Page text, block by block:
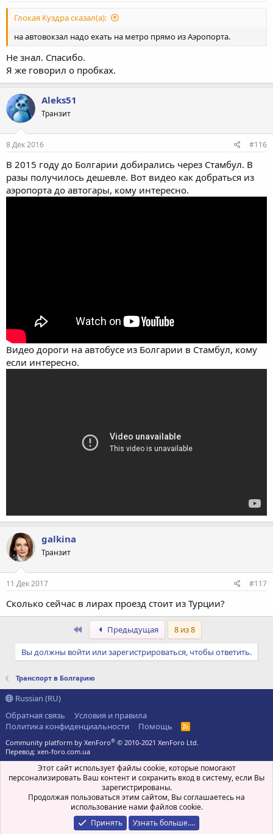
Глокая Куздра сказал(а):
на автовокзал надо ехать на метро прямо из Аэропорта.
Не знал. Спасибо.
Я же говорил о пробках.
Aleks51
Транзит
8 Дек 2016 #116
В 2015 году до Болгарии добирались через Стамбул. В
разы получилось дешевле. Вот видео как добраться из
аэропорта до автогары, кому интересно.
Видео дороги на автобусе из Болгарии в Стамбул, кому
если интересно.
galkina
Транзит
11 Дек 2017 #117
Сколько сейчас в лирах проезд стоит из Турции?
ПервыйПредыдущая 8 из 8
Вы должны войти или зарегистрироваться, чтобы ответить.
Транспорт в Болгарию
Russian (RU)
Обратная связь
Условия и правила
Политика конфиденциальности
Помощь
R
S
Community platform by XenForo® © 2010-2021 XenForo Ltd.
Перевод: xen-foro.com.ua
Этот сайт использует файлы cookie, которые помогают
персонализировать Ваш контент и сохранить вход в систему, если Вы
зарегистрированы.
Продолжая пользоваться этим сайтом, Вы соглашаетесь на
использование нами файлов cookie.
Принять
Узнать больше.…